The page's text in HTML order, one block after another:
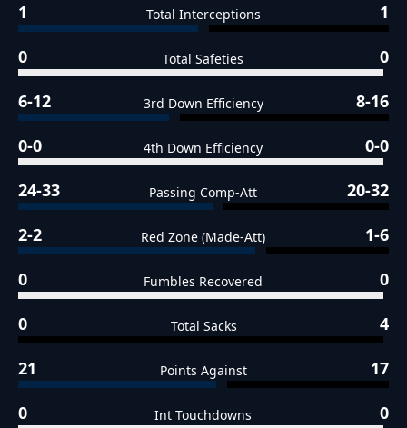
1 Total Interceptions 1
0 Total Safeties 0
6-12 3rd Down Efficiency 8-16
0-0 4th Down Efficiency 0-0
24-33 Passing Comp-Att 20-32
2-2 Red Zone (Made-Att) 1-6
0 Fumbles Recovered 0
0 Total Sacks 4
21 Points Against 17
0 Int Touchdowns 0